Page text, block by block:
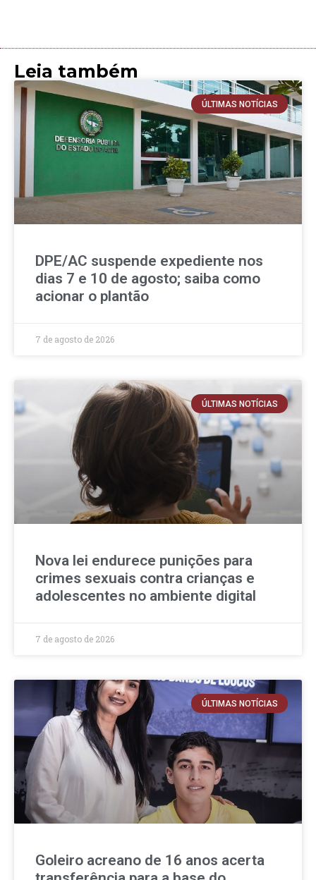
Leia também
ÚLTIMAS NOTÍCIAS
DPE/AC suspende expediente nos
dias 7 e 10 de agosto; saiba como
acionar o plantão
7 de agosto de 2026
ÚLTIMAS NOTÍCIAS
Nova lei endurece punições para
crimes sexuais contra crianças e
adolescentes no ambiente digital
7 de agosto de 2026
ÚLTIMAS NOTÍCIAS
Goleiro acreano de 16 anos acerta